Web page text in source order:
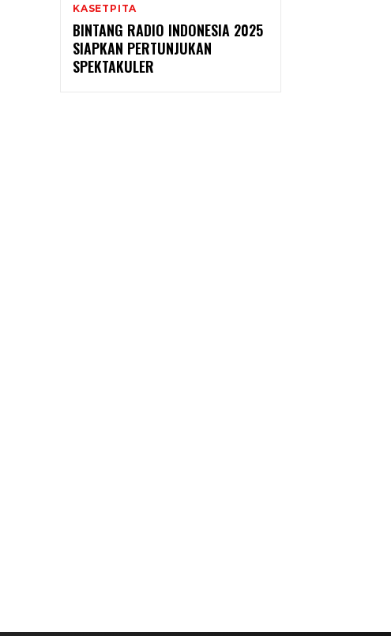
KASETPITA
BINTANG RADIO INDONESIA 2025
SIAPKAN PERTUNJUKAN
SPEKTAKULER